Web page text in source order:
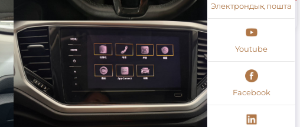
Электрондық пошта
Youtube
Facebook